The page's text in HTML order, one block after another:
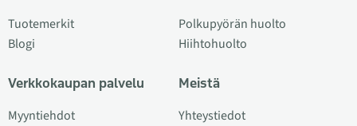
Tuotemerkit
Blogi
Verkkokaupan palvelu
Myyntiehdot
Polkupyörän huolto
Hiihtohuolto
Meistä
Yhteystiedot